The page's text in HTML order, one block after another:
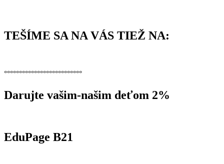
TEŠÍME SA NA VÁS TIEŽ NA:
°°°°°°°°°°°°°°°°°°°°°°°°°°
Darujte vašim-našim deťom 2%
EduPage B21